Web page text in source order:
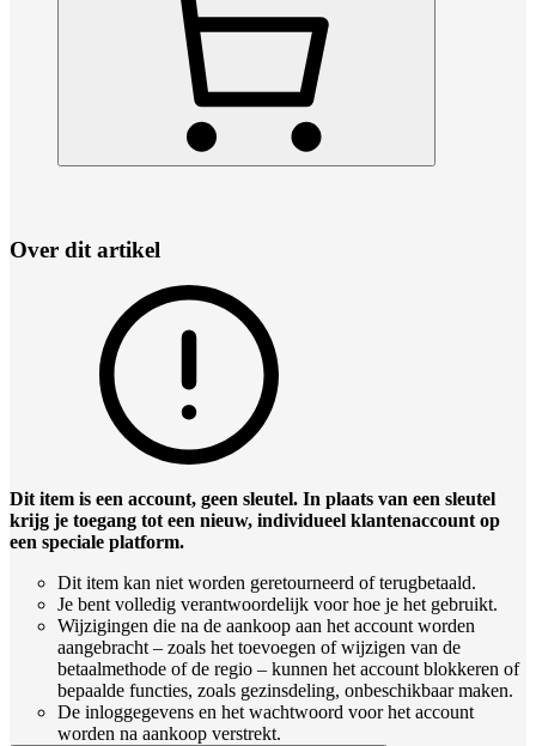
Over dit artikel
Dit item is een account, geen sleutel. In plaats van een sleutel
krijg je toegang tot een nieuw, individueel klantenaccount op
een speciale platform.
Dit item kan niet worden geretourneerd of terugbetaald.
Je bent volledig verantwoordelijk voor hoe je het gebruikt.
Wijzigingen die na de aankoop aan het account worden
aangebracht – zoals het toevoegen of wijzigen van de
betaalmethode of de regio – kunnen het account blokkeren of
bepaalde functies, zoals gezinsdeling, onbeschikbaar maken.
De inloggegevens en het wachtwoord voor het account
worden na aankoop verstrekt.